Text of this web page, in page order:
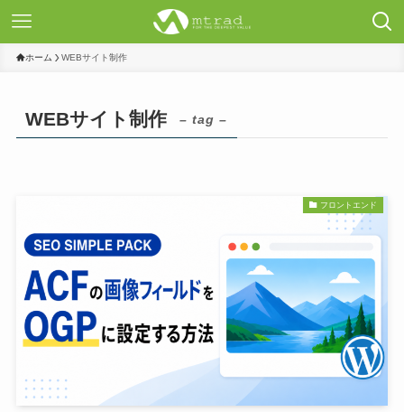
ホーム WEBサイト制作
WEBサイト制作 – tag –
フロントエンド